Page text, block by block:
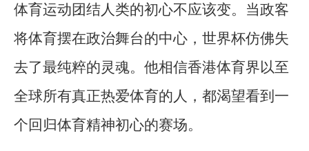
体育运动团结人类的初心不应该变。当政客
将体育摆在政治舞台的中心，世界杯仿佛失
去了最纯粹的灵魂。他相信香港体育界以至
全球所有真正热爱体育的人，都渴望看到一
个回归体育精神初心的赛场。